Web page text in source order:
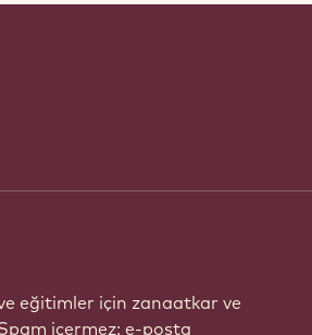
eğitimler için zanaatkar ve
içermez: e-posta